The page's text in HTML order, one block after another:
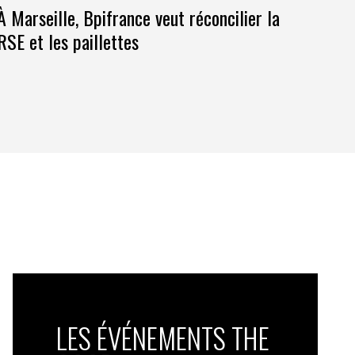
Marseille, Bpifrance veut réconcilier la
et les paillettes
LES ÉVÉNEMENTS THE